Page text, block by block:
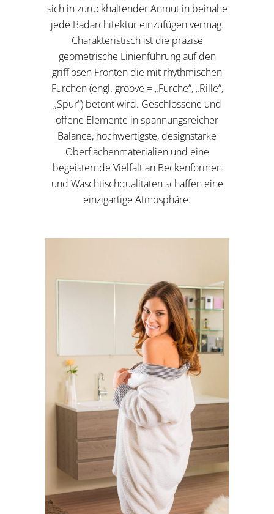
sich in zurückhaltender Anmut in beinahe
jede Bad­architektur einzufügen vermag.
Charakteristisch ist die präzise
geometrische Linienführung auf den
grifflosen Fronten die mit rhythmischen
Furchen (engl. groove = „Furche“, „Rille“,
„Spur“) betont wird. Geschlossene und
offene Elemente in spannungsreicher
Balance, hochwertigste, designstarke
Oberflächenmaterialien und eine
begeisternde Vielfalt an Beckenformen
und Waschtischqualitäten schaffen eine
einzigartige Atmosphäre.